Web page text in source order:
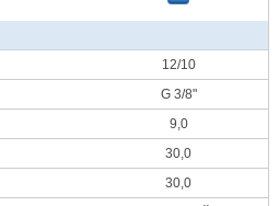
12/10
G 3/8"
9,0
30,0
30,0